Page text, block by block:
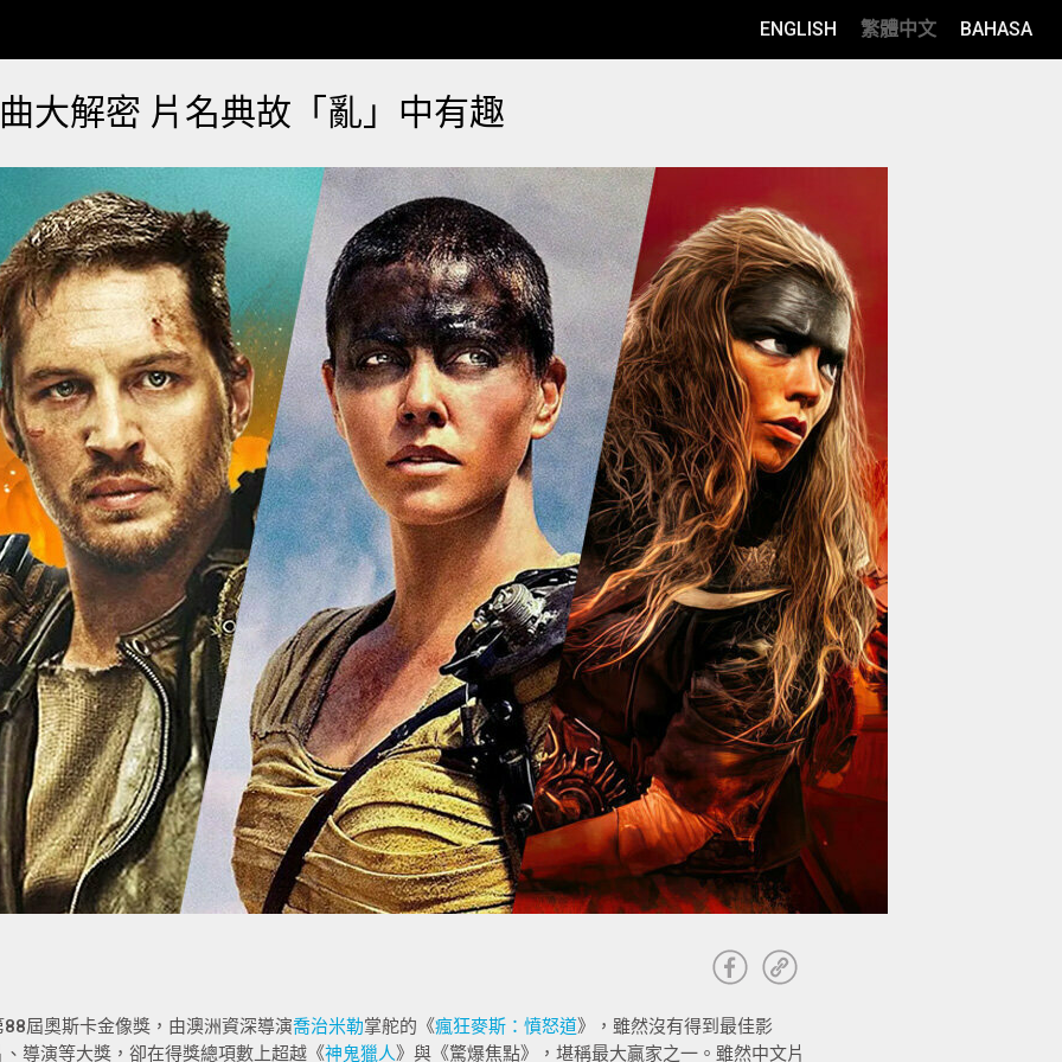
ENGLISH 繁體中文 BAHASA
大解密 片名典故「亂」中有趣
88屆奧斯卡金像獎，由澳洲資深導演喬治米勒掌舵的《瘋狂麥斯：憤怒道》，雖然沒有得到最佳影
、導演等大獎，卻在得獎總項數上超越《神鬼獵人》與《驚爆焦點》，堪稱最大贏家之一。雖然中文片